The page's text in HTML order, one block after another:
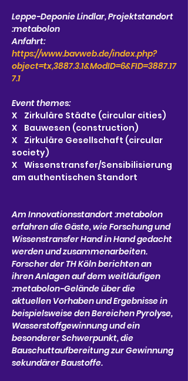
Leppe-Deponie Lindlar, Projektstandort
:metabolon
Anfahrt:
https://www.bavweb.de/index.php?
object=tx,3887.3.1&ModID=6&FID=3887.17
7.1
Event themes:
X    Zirkuläre Städte (circular cities)
X    Bauwesen (construction)
X    Zirkuläre Gesellschaft (circular
society)
X    Wissenstransfer/Sensibilisierung
am authentischen Standort
Am Innovationsstandort :metabolon
erfahren die Gäste, wie Forschung und
Wissenstransfer Hand in Hand gedacht
werden und zusammenarbeiten.
Forscher der TH Köln berichten an
ihren Anlagen auf dem weitläufigen
:metabolon-Gelände über die
aktuellen Vorhaben und Ergebnisse in
beispielsweise den Bereichen Pyrolyse,
Wasserstoffgewinnung und ein
besonderer Schwerpunkt, die
Bauschuttaufbereitung zur Gewinnung
sekundärer Baustoffe.